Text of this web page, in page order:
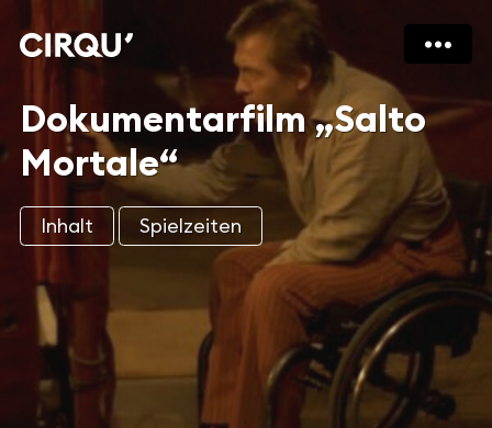
Dokumentarfilm „Salto
Mortale“
Inhalt Spielzeiten